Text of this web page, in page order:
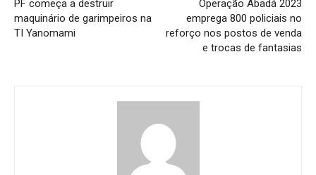
PF começa a destruir
maquinário de garimpeiros na
TI Yanomami
Operação Abadá 2023
emprega 800 policiais no
reforço nos postos de venda
e trocas de fantasias